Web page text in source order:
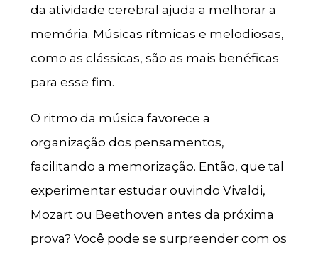
da atividade cerebral ajuda a melhorar a
memória. Músicas rítmicas e melodiosas,
como as clássicas, são as mais benéficas
para esse fim.
O ritmo da música favorece a
organização dos pensamentos,
facilitando a memorização. Então, que tal
experimentar estudar ouvindo Vivaldi,
Mozart ou Beethoven antes da próxima
prova? Você pode se surpreender com os